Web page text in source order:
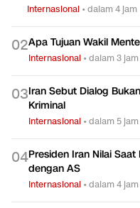
Internasional •dalam 4 jam
02Apa Tujuan Wakil
Internasional •dalam 3 jam
03Iran Sebut Dialog
Kriminal
Internasional •dalam 5 jam
04Presiden Iran Nilai
dengan AS
Internasional •dalam 4 jam